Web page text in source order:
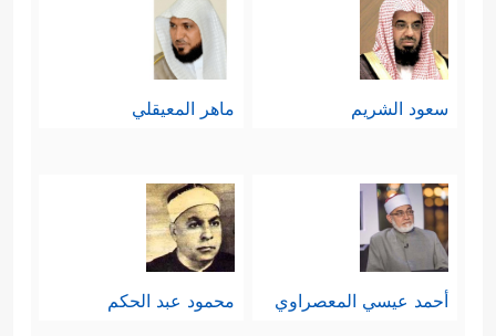
سعود الشريم ماهر المعيقلي
أحمد عيسي المعصراوي محمود عبد الحكم